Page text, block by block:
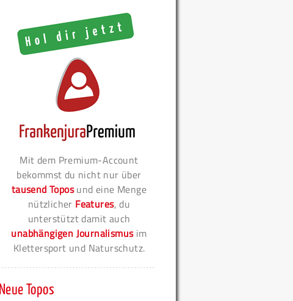
Mit dem Premium-Account
bekommst du nicht nur über
tausend Toposund eine Menge
nützlicher Features, du
unterstützt damit auch
unabhängigen Journalismusim
Klettersport und Naturschutz.
Neue Topos